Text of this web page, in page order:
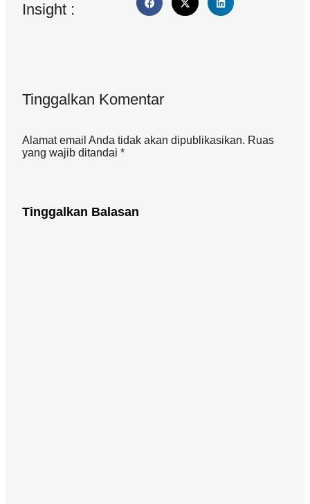
Insight :
Tinggalkan Komentar
Alamat email Anda tidak akan dipublikasikan. Ruas
yang wajib ditandai *
Tinggalkan Balasan